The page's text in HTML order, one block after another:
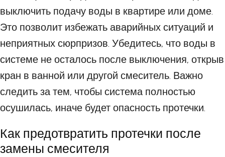
выключить подачу воды в квартире или доме.
Это позволит избежать аварийных ситуаций и
неприятных сюрпризов. Убедитесь, что воды в
системе не осталось после выключения, открыв
кран в ванной или другой смеситель. Важно
следить за тем, чтобы система полностью
осушилась, иначе будет опасность протечки.
Как предотвратить протечки после
замены смесителя